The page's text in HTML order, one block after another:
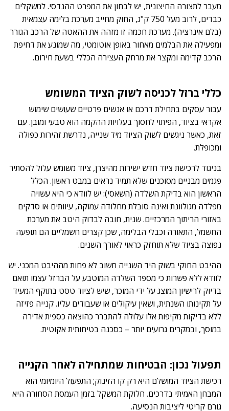
מעבר לתצורה החיצונית, יש לבחון את המפרט ההנדסי. למשקלים
כבדים, לרוב מעל 750 ק"ג, החוק מחייב מערכת בלימה עצמאית
(בלם אינרציה). מערכת חכמה זו מזהה את ההאטה של הרכב הגורר
ומפעילה את הבלמים מאחור באופן אוטומטי, מה שמונע את דחיפת
הרכב קדימה ומקצר את מרחק העצירה הכללי בשעת חירום.
כללי ברזל לכניסה לשוק הציוד המשומש
עבור עסקים בתחילת דרכם או אנשים פרטיים שעושים שימוש
אקראי בציוד, הפיתוי לחסוך בעלויות ההקמה הוא טבעי ומובן. עם
זאת, כאשר ניגשים לשוק הציוד מיד שנייה, נדרשת זהירות כפולה
ומכופלת.
בניגוד לרכישת ציוד חדש ישירות מהיצרן, ציוד משומש עלול להסתיר
פגמים מבניים מסוכנים שלא תמיד נראים במבט ראשון. הכלל
הראשון הוא בדיקת השלדה (השאסי): יש לוודא כי היא עשויה
מפלדה מגולוונת ואינה סובלת מחלודה עמוקה, עיוותים או סדקים
באזורי הריתוך המרכזיים. שנית, חובה לבדוק היטב את מערכת
החשמל, התאורה וכבלי הבלימה, שכן קצרים חשמליים הם תופעה
נפוצה בציוד שלא תוחזק כראוי לאורך השנים.
ההיבט החוקי בשוק היד השנייה חשוב לא פחות מההיבט המכני. יש
לוודא ללא פשרות כי מספר השלדה המוטבע על הברזל עצמו תואם
בדיוק לרישיון המוצג על ידי המוכר, שיש לציוד טסט בתוקף המעיד
על תקינותו השנתית, ושאין עיקולים או שעבודים עליו. קנייה פזיזה
ללא בדיקות מקיפות אלו עלולה להתברר כהוצאה כספית אדירה
במוסך, ובמקרים גרועים יותר – כסכנה בטיחותית אקוטית.
תפעול נכון: הבטיחות שמתחילה לאחר הקנייה
רכישת הציוד המושלם היא רק קו הזינוק; התפעול היומיומי הוא
המבחן האמיתי בדרכים. חלוקת המשקל בזמן העמסת הסחורה היא
גורם קריטי ליציבות הנסיעה.